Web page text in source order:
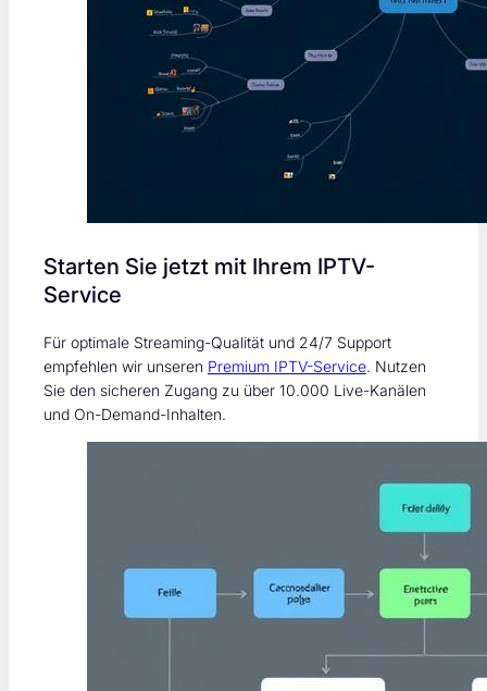
Starten Sie jetzt mit Ihrem IPTV-
Service
Für optimale Streaming-Qualität und 24/7 Support
empfehlen wir unseren Premium IPTV-Service. Nutzen
Sie den sicheren Zugang zu über 10.000 Live-Kanälen
und On-Demand-Inhalten.